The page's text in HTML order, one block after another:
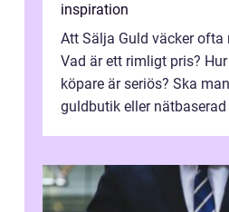
inspiration
Att Sälja Guld väcker ofta
Vad är ett rimligt pris?
köpare är seriös? Ska
guldbutik eller